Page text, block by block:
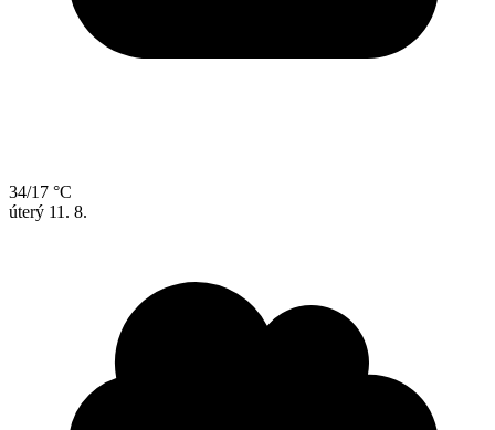
34/17 °C
úterý 11. 8.